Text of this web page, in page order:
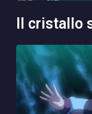
il cristallo